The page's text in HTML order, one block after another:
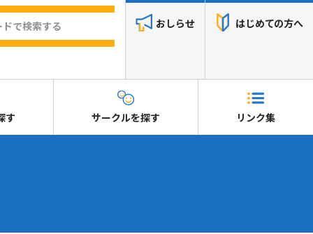
おしらせ はじめての方へ
す サークルを探す リンク集